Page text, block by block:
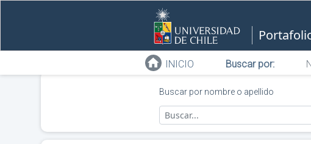
INICIO Buscar por:
Buscar por nombre o apellido